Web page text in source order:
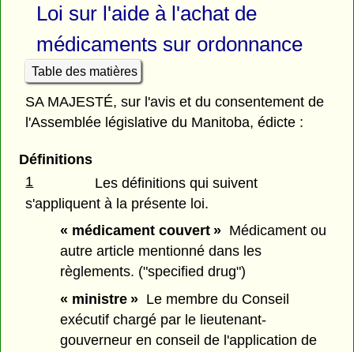
Loi sur l'aide à l'achat de
médicaments sur ordonnance
Table des matières
SA MAJESTÉ, sur l'avis et du consentement de
l'Assemblée législative du Manitoba, édicte :
Définitions
1
Les définitions qui suivent
s'appliquent à la présente loi.
« médicament couvert » Médicament ou
autre article mentionné dans les
règlements. ("specified drug")
« ministre » Le membre du Conseil
exécutif chargé par le lieutenant-
gouverneur en conseil de l'application de